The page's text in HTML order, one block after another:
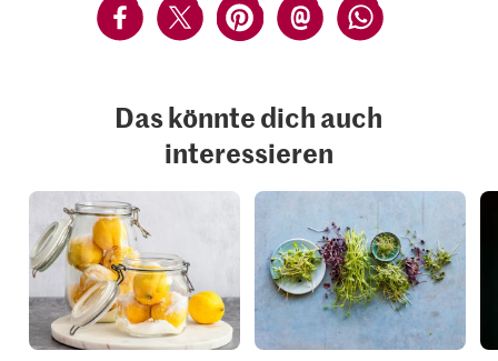
Das könnte dich auch
interessieren